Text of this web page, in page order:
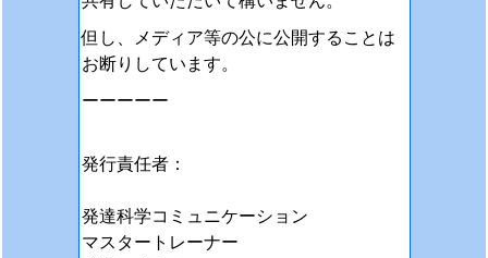
但し、メディア等の公に公開することは
お断りしています。
ーーーーー
発行責任者：
発達科学コミュニケーション
マスタートレーナー